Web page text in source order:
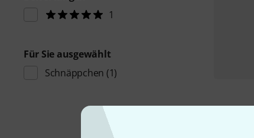
1
Für Sie ausgewählt
Schnäppchen (1)